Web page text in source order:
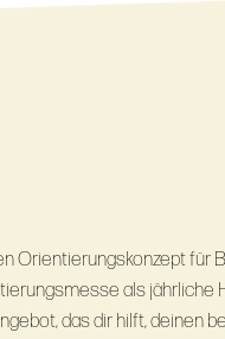
Orientierungskonzept für
als jährliche
das dir hilft, deinen